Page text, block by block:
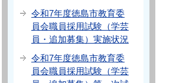
令和7年度徳島市教育委
員会職員採用試験（学芸
員・追加募集）実施状況
令和7年度徳島市教育委
員会職員採用試験（学芸